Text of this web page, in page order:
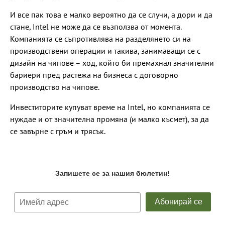
И все пак това е малко вероятно да се случи, а дори и да
стане, Intel не може да се възползва от момента.
Компанията се съпротивлява на разделянето си на
производствени операции и такива, занимаващи се с
дизайн на чипове – ход, който би премахнал значителни
бариери пред растежа на бизнеса с договорно
производство на чипове.
Инвеститорите купуват време на Intel, но компанията се
нуждае и от значителна промяна (и малко късмет), за да
се завърне с гръм и трясък.